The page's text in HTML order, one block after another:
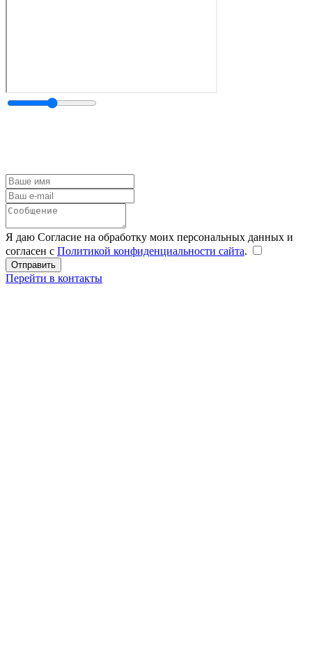
Я даю Согласие на обработку моих персональных данных и
согласен с Политикой конфиденциальности сайта.
Перейти в контакты